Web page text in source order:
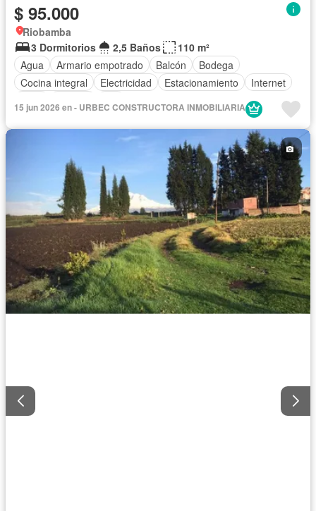
$ 95.000
Riobamba
3 Dormitorios
2,5 Baños
110 m²
Agua
Armario empotrado Balcón
Bodega
Cocina integral
Electricidad Estacionamiento
Internet
15 jun 2026 en - URBEC CONSTRUCTORA INMOBILIARIA